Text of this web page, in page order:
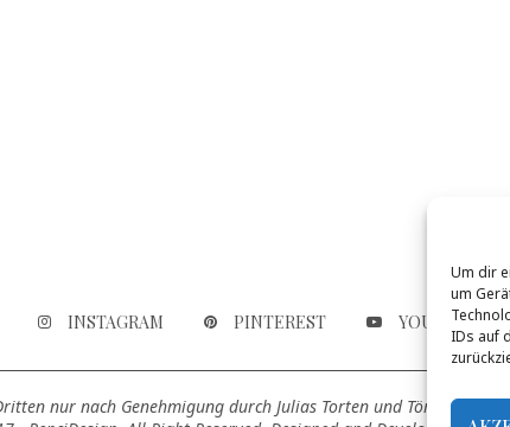
Um dir
um
IDs auf
INSTAGRAM PINTEREST YOUTUBE
nur nach Genehmigung durch Julias Torten und Törtchen